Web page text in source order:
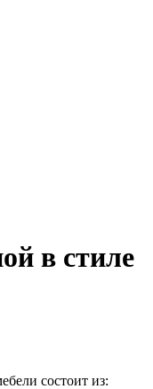
в стиле
состоит из: